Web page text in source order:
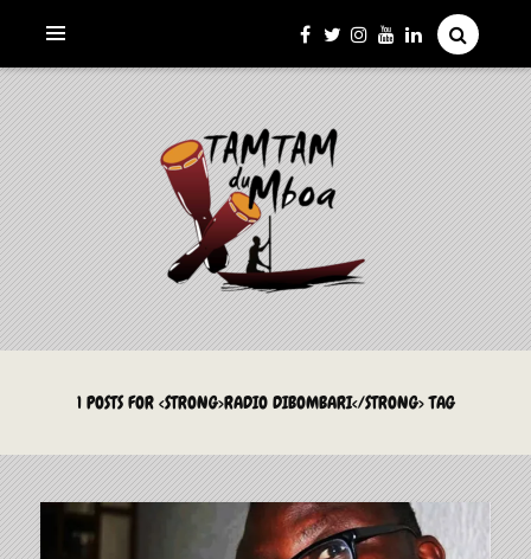
LE TAMTAM DU MBOA
La Culture du Mboa Dévoilée !
1 POSTS FOR <STRONG>RADIO DIBOMBARI</STRONG> TAG